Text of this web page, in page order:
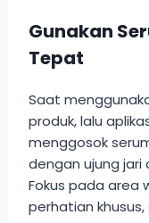
Gunakan
Tepat
Saat
produk, lalu
menggosok
dengan ujung jari
Fokus pada area
perhatian